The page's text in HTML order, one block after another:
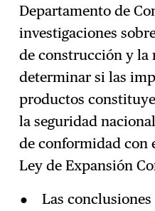
Departamento de
investigaciones
de construcción y la
determinar si las
productos
la seguridad
de conformidad con
Ley de Expansión
Las conclusiones